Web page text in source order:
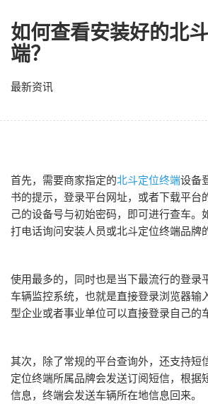
如何查看安装好的北
端？
最新资讯
首先，需要商家指定的北斗定位终端设备
书的提示，登录平台网址，或者下载平台
己的设备号与初始密码，即可进行查车。
打电话询问安装人员或北斗定位终端品牌
使用最多的，同时也是当下最流行的登录
车辆监控系统，也就是直接登录浏览器输
型企业或者事业单位可以直接登录自己的
其次，除了常规的平台查询外，还支持短
定位终端所属品牌会发送订阅短信，根据
信息，终端会发送车辆所在地信息回来。